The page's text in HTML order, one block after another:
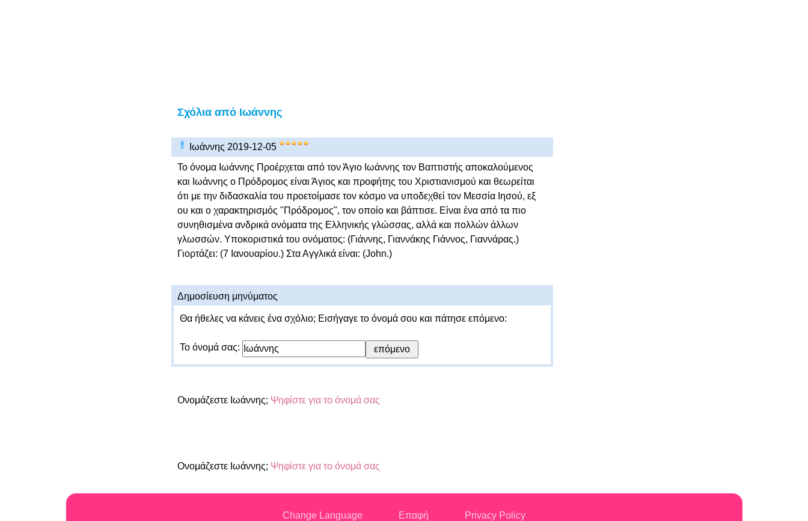
Σχόλια από Ιωάννης
Ιωάννης 2019-12-05
Το όνομα Ιωάννης Προέρχεται από τον Άγιο Ιωάννης τον Βαπτιστής αποκαλούμενος
και Ιωάννης ο Πρόδρομος είναι Άγιος και προφήτης του Χριστιανισμού και θεωρείται
ότι με την διδασκαλία του προετοίμασε τον κόσμο να υποδεχθεί τον Μεσσία Ιησού, εξ
ου και ο χαρακτηρισμός "Πρόδρομος", τον οποίο και βάπτισε. Είναι ένα από τα πιο
συνηθισμένα ανδρικά ονόματα της Ελληνικής γλώσσας, αλλά και πολλών άλλων
γλωσσών. Υποκοριστικά του ονόματος: (Γιάννης, Γιαννάκης Γιάννος, Γιαννάρας.)
Γιορτάζει: (7 Ιανουαρίου.) Στα Αγγλικά είναι: (John.)
Δημοσίευση μηνύματος
Θα ήθελες να κάνεις ένα σχόλιο; Εισήγαγε το όνομά σου και πάτησε επόμενο:
Το όνομά σας:
Ονομάζεστε Ιωάννης; Ψηφίστε για το όνομά σας
Ονομάζεστε Ιωάννης; Ψηφίστε για το όνομά σας
Change Language Επαφή Privacy Policy